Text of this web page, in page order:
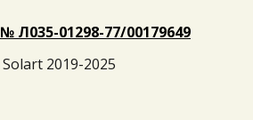
Л035-01298-77/001796 49
2019-2025